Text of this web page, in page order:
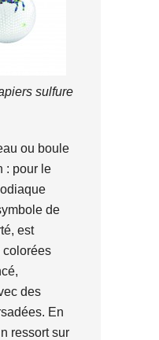
sulfure
ou boule
: pour le
de
est
colorées
des
En
ressort sur